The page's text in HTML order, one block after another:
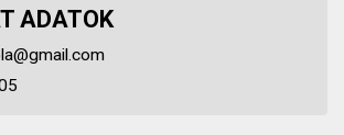
ADATOK